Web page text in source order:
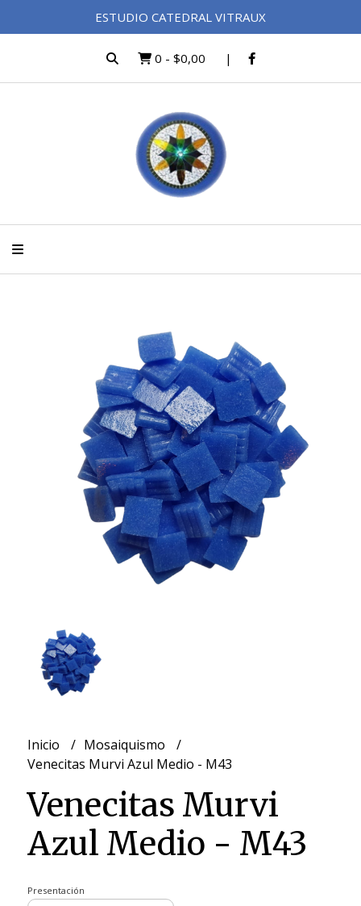
ESTUDIO CATEDRAL VITRAUX
0 - $0,00
Inicio
Mosaiquismo
Venecitas Murvi Azul Medio - M43
Venecitas Murvi
Azul Medio - M43
Presentación